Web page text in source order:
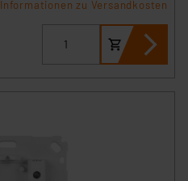
Informationen zu Versandkosten